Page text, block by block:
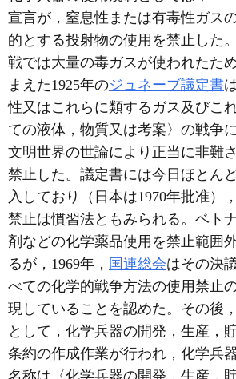
宣言が，窒息性または有毒性ガス
的とする投射物の使用を禁止した
戦では大量の毒ガスが使われたた
まえた1925年のジュネーブ議定書
性又はこれらに類するガス及びこ
ての液体，物質又は考案〉の戦争
文明世界の世論により正当に非難
禁止した。議定書には今日ほとん
入しており（日本は1970年批准）
禁止は慣習法ともみられる。ベト
剤などの化学薬品使用を禁止範囲
るが，1969年， 国連総会はその決
べての化学的戦争方法の使用禁止
現していることを認めた。その後
として，化学兵器の開発，生産，
条約の作成作業が行われ，化学兵
名称は〈化学兵器の開発，生産，